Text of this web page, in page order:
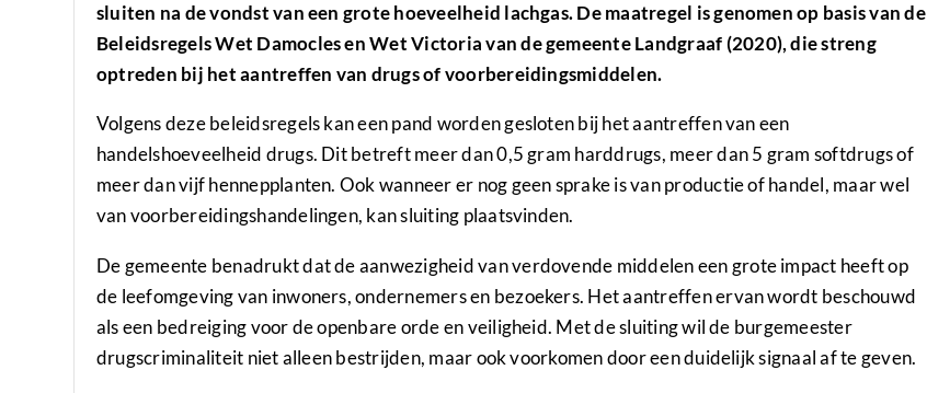
sluiten na de vondst van een grote hoeveelheid lachgas. De maatregel is genomen op basis van de
Beleidsregels Wet Damocles en Wet Victoria van de gemeente Landgraaf (2020), die streng
optreden bij het aantreffen van drugs of voorbereidingsmiddelen.
Volgens deze beleidsregels kan een pand worden gesloten bij het aantreffen van een
handelshoeveelheid drugs. Dit betreft meer dan 0,5 gram harddrugs, meer dan 5 gram softdrugs of
meer dan vijf hennepplanten. Ook wanneer er nog geen sprake is van productie of handel, maar wel
van voorbereidingshandelingen, kan sluiting plaatsvinden.
De gemeente benadrukt dat de aanwezigheid van verdovende middelen een grote impact heeft op
de leefomgeving van inwoners, ondernemers en bezoekers. Het aantreffen ervan wordt beschouwd
als een bedreiging voor de openbare orde en veiligheid. Met de sluiting wil de burgemeester
drugscriminaliteit niet alleen bestrijden, maar ook voorkomen door een duidelijk signaal af te geven.